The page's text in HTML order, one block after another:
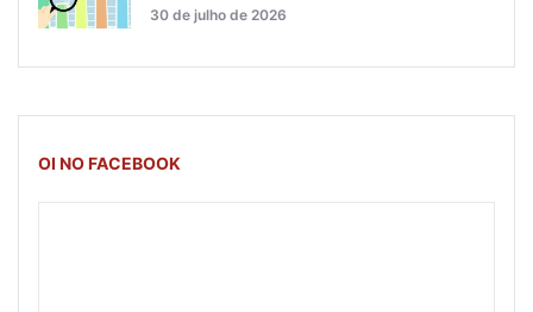
30 de julho de 2026
OI NO FACEBOOK